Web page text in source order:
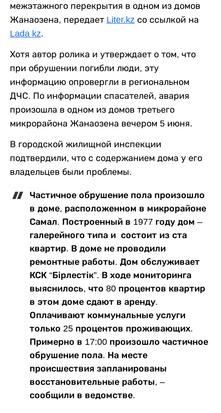
межэтажного перекрытия в одном из домов
Жанаозена, передает Liter.kz со ссылкой на
Lada kz.
Хотя автор ролика и утверждает о том, что
при обрушении погибли люди, эту
информацию опровергли в региональном
ДЧС. По информации спасателей, авария
произошла в одном из домов третьего
микрорайона Жанаозена вечером 5 июня.
В городской жилищной инспекции
подтвердили, что с содержанием дома у его
владельцев были проблемы.
Частичное обрушение пола произошло
в доме, расположенном в микрорайоне
Самал. Построенный в 1977 году дом –
галерейного типа и состоит из ста
квартир. В доме не проводили
ремонтные работы. Дом обслуживает
КСК “Бірлестік”. В ходе мониторинга
выяснилось, что 80 процентов квартир
в этом доме сдают в аренду.
Оплачивают коммунальные услуги
только 25 процентов проживающих.
Примерно в 17:00 произошло частичное
обрушение пола. На месте
происшествия запланированы
восстановительные работы, –
сообщили в ведомстве.